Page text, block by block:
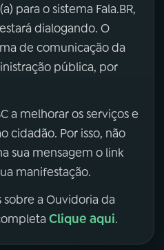
para o sistema Fala.BR,
dialogando. O
de comunicação da
pública, por
a melhorar os serviços e
cidadão. Por isso, não
sua mensagem o link
manifestação.
sobre a Ouvidoria da
Clique aqui.